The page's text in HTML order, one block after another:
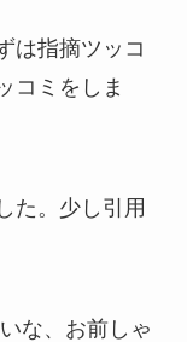
は指摘ツッコ
コミをしま
た。少し引用
な、お前しゃ